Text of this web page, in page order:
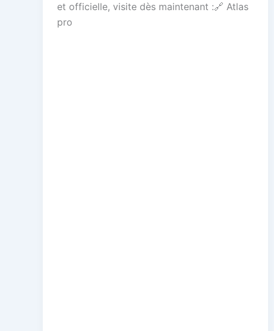
et officielle, visite dès maintenant :🔗 Atlas
pro